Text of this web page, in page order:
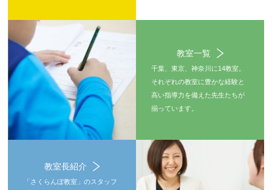
教室一覧
千葉、東京、神奈川に14教室。
それぞれの教室に豊かな経験と
高い指導力を備えた先生たちが
揃っています。
教室長紹介
「さくらんぼ教室」のスタッフ